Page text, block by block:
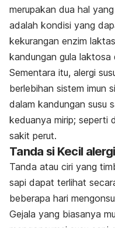
merupakan dua hal
adalah kondisi yang
kekurangan enzim
kandungan gula laktosa
Sementara itu, alergi
berlebihan sistem imun
dalam kandungan susu
keduanya mirip; seperti
sakit perut.
Tanda si Kecil alergi
Tanda atau ciri yang
sapi dapat terlihat
beberapa hari
Gejala yang biasanya